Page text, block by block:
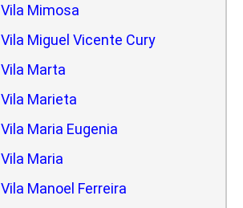
Mimosa
Miguel Vicente Cury
Marta
Marieta
Maria Eugenia
Maria
Manoel Ferreira